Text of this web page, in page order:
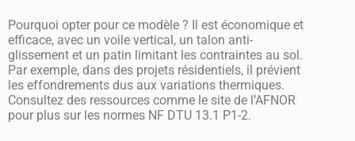
Pourquoi opter pour ce modèle ? Il est économique et
efficace, avec un voile vertical, un talon anti-
glissement et un patin limitant les contraintes au sol.
Par exemple, dans des projets résidentiels, il prévient
les effondrements dus aux variations thermiques.
Consultez des ressources comme le site de l’AFNOR
pour plus sur les normes NF DTU 13.1 P1-2.